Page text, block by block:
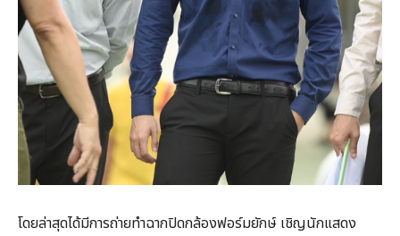
โดยล่าสุดได้มีการถ่ายทำฉากปิดกล้องฟอร์มยักษ์ เชิญนักแสดง